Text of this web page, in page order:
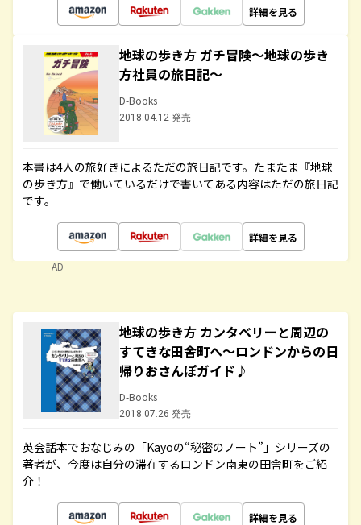
詳細を見る
地球の歩き方 ガチ冒険～地球の歩き
方社員の旅日記～
D-Books
2018.04.12 発売
本書は4人の旅好きによるただの旅日記です。たまたま『地球
の歩き方』で働いているだけで書いてある内容はただの旅日記
です。
詳細を見る
AD
地球の歩き方 カンタベリーと周辺の
すてきな田舎町へ～ロンドンからの日
帰りおさんぽガイド♪
D-Books
2018.07.26 発売
英会話本でおなじみの「Kayoの“秘密のノート”」シリーズの
著者が、今度は自分の滞在するロンドン南東の田舎町をご紹
介！
詳細を見る